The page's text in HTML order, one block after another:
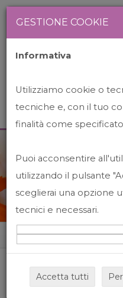
Home News&events
GESTIONE COOKIE
Informativa
Utilizziamo cookie o
tecniche e, con il tuo
finalità come
Puoi acconsentire
utilizzando il pulsante
sceglierai una opzione
tecnici e necessari.
Accetta tutti